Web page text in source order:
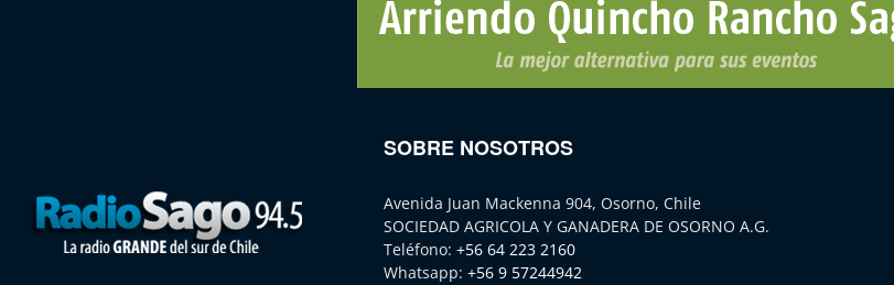
SOBRE NOSOTROS
Avenida Juan Mackenna 904, Osorno, Chile
SOCIEDAD AGRICOLA Y GANADERA DE OSORNO A.G.
Teléfono: +56 64 223 2160
Whatsapp: +56 9 57244942